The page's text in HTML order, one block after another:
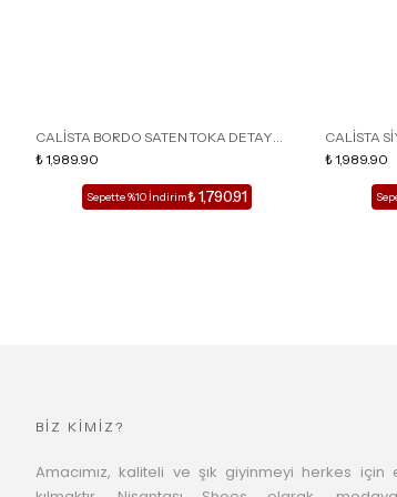
CALİSTA BORDO SATEN TOKA DETAY
SİVRİ BURUN KADIN TOPUKLU TERLİK
₺ 1,989.90
Sepette %10 İndirim₺ 1,790.91
CALİSTA
SİVRİ
₺ 1,989.90
BİZ KİMİZ?
Amacımız, kaliteli ve şık giyinmeyi herkes için